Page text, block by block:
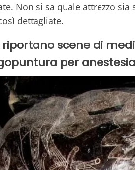
Non si sa quale attrezzo sia
dettagliate.
scene di
per